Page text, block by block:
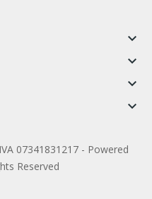
keyboard_arrow_down
keyboard_arrow_down
keyboard_arrow_down
keyboard_arrow_down
07341831217 - Powered
Reserved